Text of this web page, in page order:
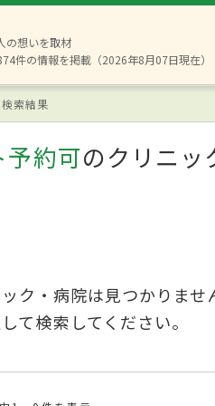
の想いを取材
件の情報を掲載（2026年8月07日現在）
索結果
約可のクリニッ
ク・病院は見つかりませ
て検索してください。